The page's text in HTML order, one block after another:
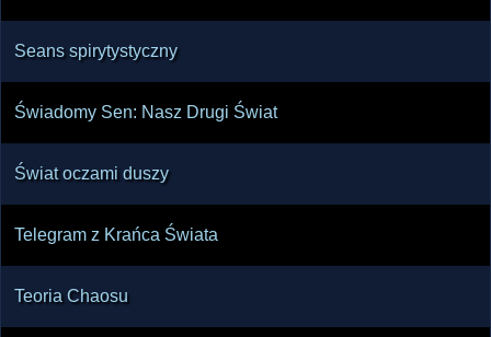
Seans spirytystyczny
Świadomy Sen: Nasz Drugi Świat
Świat oczami duszy
Telegram z Krańca Świata
Teoria Chaosu